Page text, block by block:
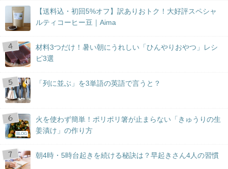
【送料込・初回5%オフ】訳ありおトク！大好評スペシャ
ルティコーヒー豆｜Aima
材料3つだけ！暑い朝にうれしい「ひんやりおやつ」レシ
ピ3選
「列に並ぶ」を3単語の英語で言うと？
BLOG
火を使わず簡単！ポリポリ箸が止まらない「きゅうりの生
姜漬け」の作り方
朝4時・5時台起きを続ける秘訣は？早起きさん4人の習慣